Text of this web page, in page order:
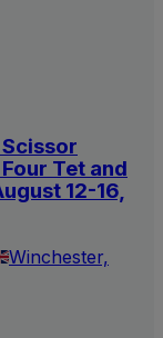
Tet and
12-16,
Winchester,